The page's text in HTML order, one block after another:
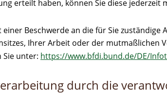
erteilt haben, können Sie diese
Beschwerde an die für Sie
Ihrer Arbeit oder der
Sie unter: https://www.bfdi.bund.de/DE/
durch die